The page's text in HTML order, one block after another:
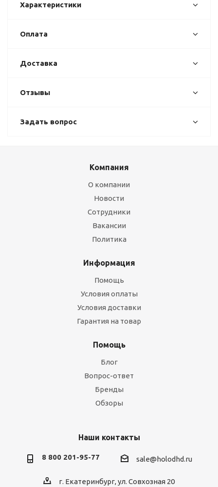
Характеристики
Оплата
Доставка
Отзывы
Задать вопрос
Компания
О компании
Новости
Сотрудники
Вакансии
Политика
Информация
Помощь
Условия оплаты
Условия доставки
Гарантия на товар
Помощь
Блог
Вопрос-ответ
Бренды
Обзоры
Наши контакты
8 800 201-95-77 sale@holodhd.ru
г. Екатеринбург, ул. Совхозная 20